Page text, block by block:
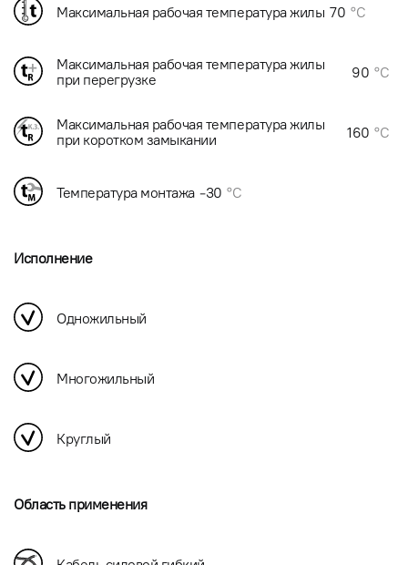
Максимальная рабочая температура жилы 70 °C
Максимальная рабочая температура жилы
при перегрузке
90 °C
Максимальная рабочая температура жилы
при коротком замыкании
160 °C
Температура монтажа -30 °C
Исполнение
Одножильный
Многожильный
Круглый
Область применения